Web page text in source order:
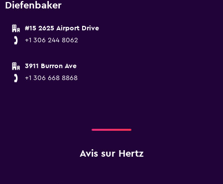
Diefenbaker
#15 2625 Airport Drive
+1 306 244 8062
3911 Burron Ave
+1 306 668 8868
Avis sur Hertz